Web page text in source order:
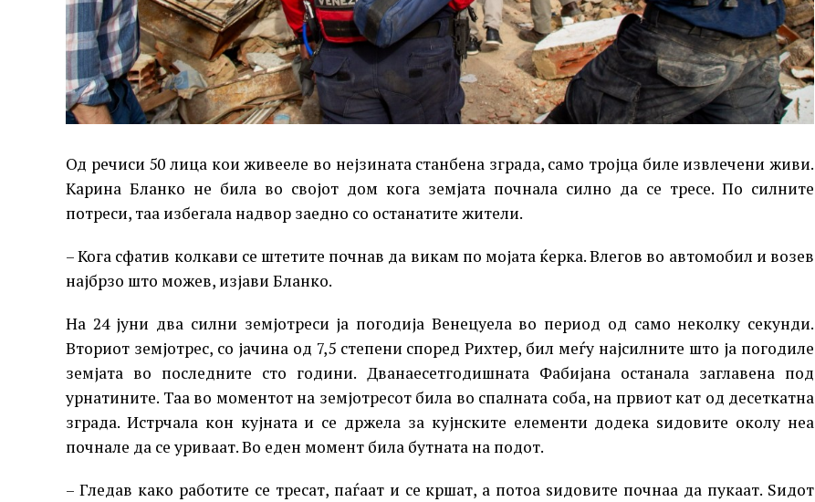
Од речиси 50 лица кои живееле во нејзината станбена зграда, само тројца биле извлечени живи.
Карина Бланко не била во својот дом кога земјата почнала силно да се тресе. По силните
потреси, таа избегала надвор заедно со останатите жители.
– Кога сфатив колкави се штетите почнав да викам по мојата ќерка. Влегов во автомобил и возев
најбрзо што можев, изјави Бланко.
На 24 јуни два силни земјотреси ја погодија Венецуела во период од само неколку секунди.
Вториот земјотрес, со јачина од 7,5 степени според Рихтер, бил меѓу најсилните што ја погодиле
земјата во последните сто години. Дванаесетгодишната Фабијана останала заглавена под
урнатините. Таа во моментот на земјотресот била во спалната соба, на првиот кат од десеткатна
зграда. Истрчала кон кујната и се држела за кујнските елементи додека ѕидовите околу неа
почнале да се уриваат. Во еден момент била бутната на подот.
– Гледав како работите се тресат, паѓаат и се кршат, а потоа ѕидовите почнаа да пукаат. Ѕидот